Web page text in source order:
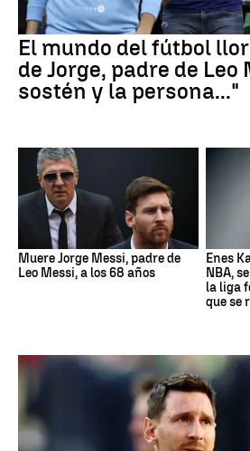
El mundo del fútbol
de Jorge, padre de Leo
sostén y la persona..."
Muere Jorge Messi, padre de
Leo Messi, a los 68 años
Enes
NBA,
la liga
que se